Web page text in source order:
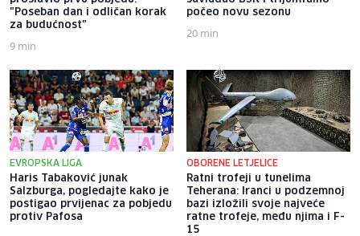
"Poseban dan i odličan korak
za budućnost"
9 min
počeo novu sezonu
20 min
EVROPSKA LIGA
Haris Tabaković junak
Salzburga, pogledajte kako je
postigao prvijenac za pobjedu
protiv Pafosa
OBORENE LETJELICE
Ratni trofeji u tunelima
Teherana: Iranci u podzemnoj
bazi izložili svoje najveće
ratne trofeje, među njima i F-
15